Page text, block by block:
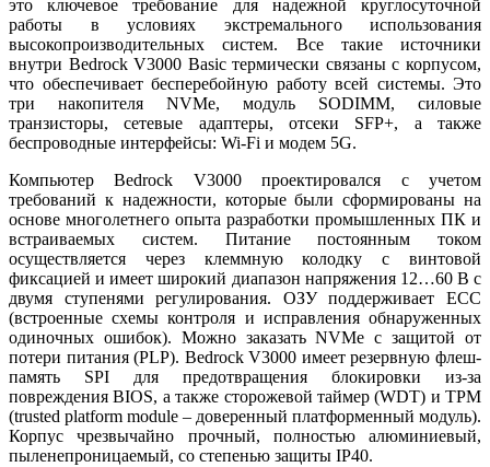
это ключевое требование для надежной круглосуточной
работы в условиях экстремального использования
высокопроизводительных систем. Все такие источники
внутри Bedrock V3000 Basic термически связаны с корпусом,
что обеспечивает бесперебойную работу всей системы. Это
три накопителя NVMe, модуль SODIMM, силовые
транзисторы, сетевые адаптеры, отсеки SFP+, а также
беспроводные интерфейсы: Wi-Fi и модем 5G.
Компьютер Bedrock V3000 проектировался с учетом
требований к надежности, которые бы­ли сформированы на
основе многолетнего опыта разработки промышленных ПК и
встраиваемых систем. Питание постоянным то­ком
осуществляется через клеммную колодку с винтовой
фиксацией и имеет широкий диапазон напряжения 12…60 В с
двумя ступенями регулирования. ОЗУ поддерживает ECC
(встроенные схемы контроля и исправления обнаруженных
одиночных ошибок). Можно заказать NVMe с защитой от
потери питания (PLP). Bedrock V3000 имеет резервную флеш-
память SPI для предотвращения блокировки из-за
повреждения BIOS, а также сторожевой таймер (WDT) и TPM
(trusted platform module – доверенный платформенный модуль).
Корпус чрезвычайно прочный, полностью алюминиевый,
пыленепроницаемый, со степенью защиты IP40.